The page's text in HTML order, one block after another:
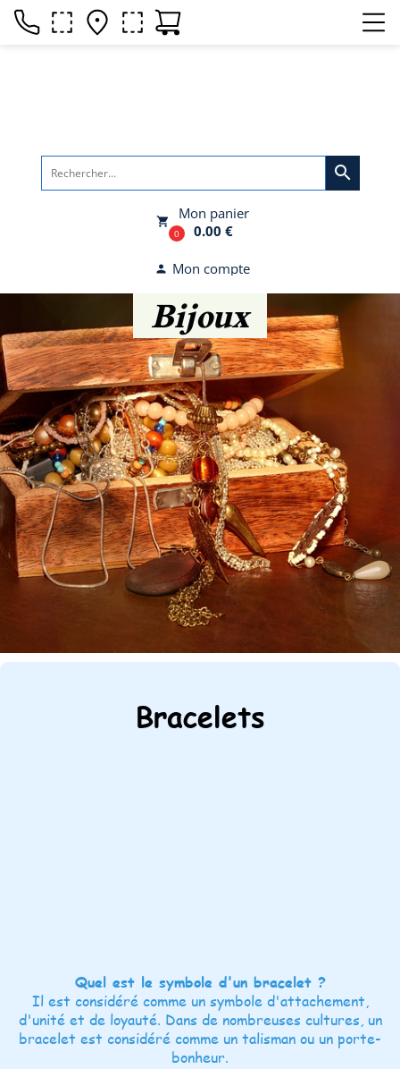
search
local_grocery_store
0
Mon panier
0.00 €
person Mon compte
Bijoux
Bracelets
Quel est le symbole d'un bracelet ?
Il est considéré comme un symbole d'attachement,
d'unité et de loyauté. Dans de nombreuses cultures, un
bracelet est considéré comme un talisman ou un porte-
bonheur.